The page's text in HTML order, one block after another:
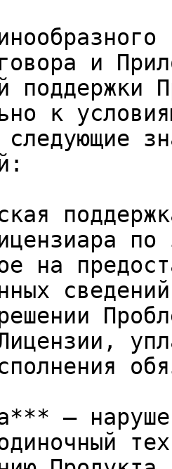
и
поддержки
к
следующие
на
–